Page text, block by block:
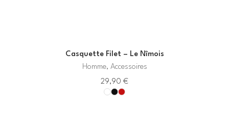
Casquette Filet – Le Nîmois
Homme, Accessoires
29,90 €